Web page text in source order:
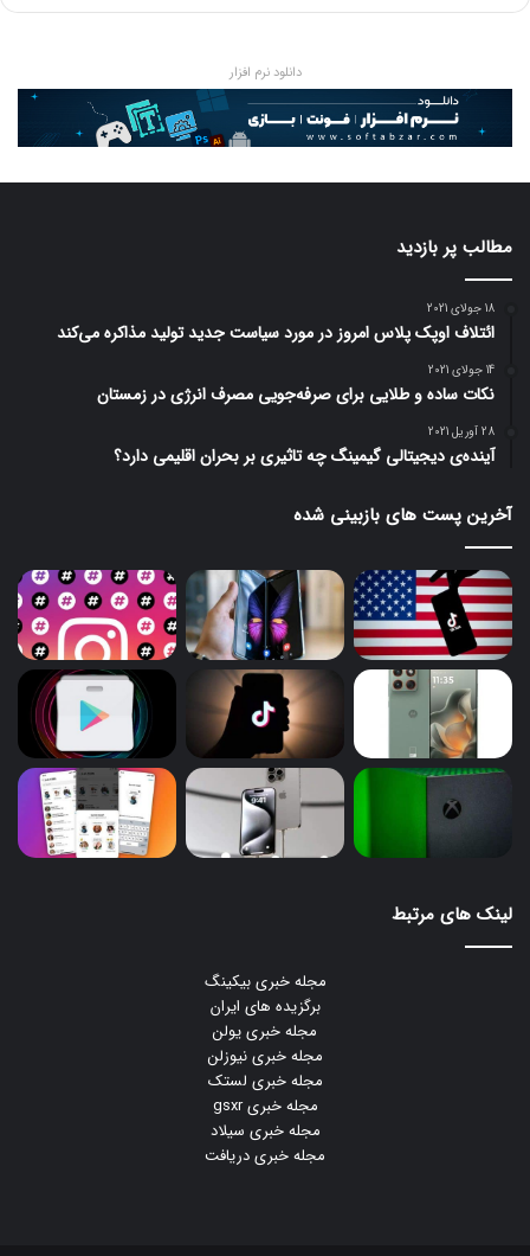
دانلود نرم افزار
مطالب پر بازدید
18 جولای 2021
ائتلاف اوپک پلاس امروز در مورد سیاست جدید تولید مذاکره می‌کند
14 جولای 2021
نکات ساده و طلایی برای صرفه‌جویی مصرف انرژی در زمستان
28 آوریل 2021
آینده‌ی دیجیتالی گیمینگ چه تاثیری بر بحران اقلیمی دارد؟
آخرین پست های بازبینی شده
لینک های مرتبط
مجله خبری بیکینگ
برگزیده های ایران
مجله خبری یولن
مجله خبری نیوزلن
مجله خبری لستک
مجله خبری gsxr
مجله خبری سیلاد
مجله خبری دریافت